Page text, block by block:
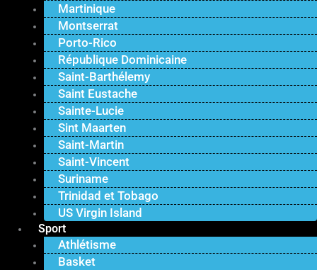
Martinique
Montserrat
Porto-Rico
République Dominicaine
Saint-Barthélemy
Saint Eustache
Sainte-Lucie
Sint Maarten
Saint-Martin
Saint-Vincent
Suriname
Trinidad et Tobago
US Virgin Island
Sport
Athlétisme
Basket